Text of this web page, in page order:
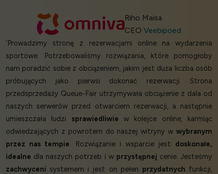
Riho Maisa
CEO Veebipoed
‘Prowadzimy stronę z rezerwacjami online na wydarzenia
sportowe. Potrzebowaliśmy rozwiązania, które pomogłoby
nam poradzić sobie z obciążeniem, jakim jest duża liczba osób
próbujących jako pierwsi dokonać rezerwacji. Strona
przedsprzedaży Queue-Fair utrzymywała obciążenie z dala od
naszych serwerów przed otwarciem rezerwacji, a następnie
umieszczała ludzi sprawiedliwie w kolejce online, karmiąc
odwiedzających z powrotem do naszej witryny w wybranym
przez nas tempie. Rozwiązanie i wsparcie jest doskonałe,
idealne dla naszych potrzeb i w przystępnej cenie. Jesteśmy
zachwyceni systemem i jest on pełen przydatnych funkcji,